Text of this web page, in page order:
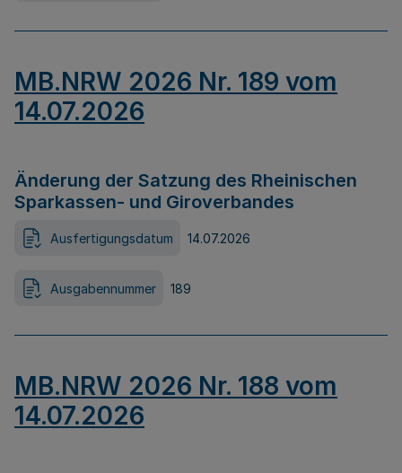
MB.NRW 2026 Nr. 189 vom
14.07.2026
Änderung der Satzung des Rheinischen
Sparkassen- und Giroverbandes
Ausfertigungsdatum 14.07.2026
Ausgabennummer 189
MB.NRW 2026 Nr. 188 vom
14.07.2026